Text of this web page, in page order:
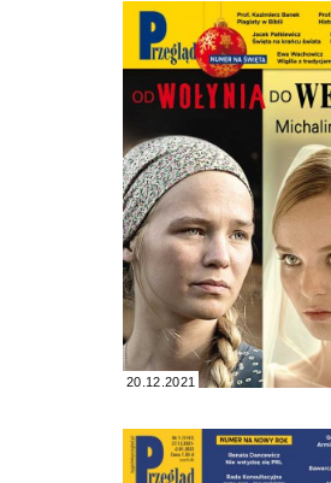
20.12.2021